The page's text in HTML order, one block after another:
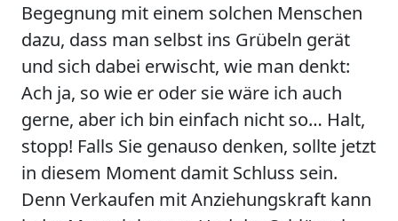
Begegnung mit einem solchen Menschen
dazu, dass man selbst ins Grübeln gerät
und sich dabei erwischt, wie man denkt:
Ach ja, so wie er oder sie wäre ich auch
gerne, aber ich bin einfach nicht so… Halt,
stopp! Falls Sie genauso denken, sollte jetzt
in diesem Moment damit Schluss sein.
Denn Verkaufen mit Anziehungskraft kann